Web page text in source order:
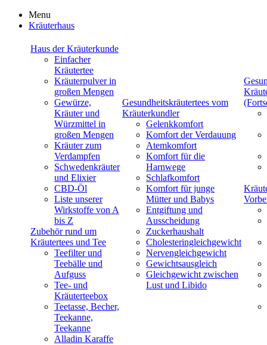
Menu
Kräuterhaus
Haus der Kräuterkunde
Einfacher
Kräutertee
Kräuterpulver in
großen Mengen
Gewürze,
Kräuter und
Würzmittel in
großen Mengen
Kräuter zum
Verdampfen
Schwedenkräuter
und Elixier
CBD-Öl
Liste unserer
Wirkstoffe von A
bis Z
Zubehör rund um
Kräutertees und Tee
Teefilter und
Teebälle und
Aufguss
Tee- und
Kräuterteebox
Teetasse, Becher,
Teekanne,
Teekanne
Alladin Karaffe
Gesundheitskräutertees vom
Kräuterkundler
Gelenkkomfort
Komfort der Verdauung
Atemkomfort
Komfort für die
Harnwege
Schlafkomfort
Komfort für junge
Mütter und Babys
Entgiftung und
Ausscheidung
Zuckerhaushalt
Cholesteringleichgewicht
Nervengleichgewicht
Gewichtsausgleich
Gleichgewicht zwischen
Lust und Libido